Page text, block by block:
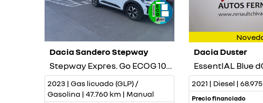
Dacia Sandero Stepway
Stepway Expres. Go ECOG 100cv.
2023 | Gas licuado (GLP) /
Gasolina | 47.760 km | Manual
Dacia Duster
EssentIAL Blue
2021 | Diesel |
Precio financiado